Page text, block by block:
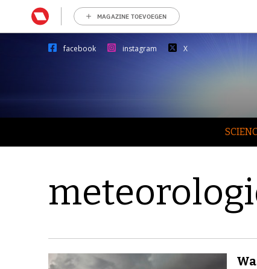
MAGAZINE TOEVOEGEN
facebook instagram X